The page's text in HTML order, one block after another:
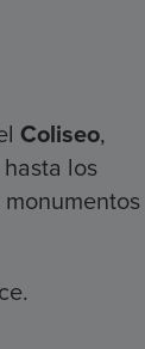
Coliseo,
hasta los